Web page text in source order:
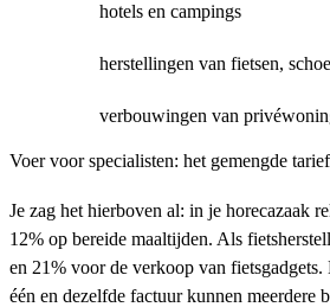
hotels en campings
herstellingen van fietsen,
verbouwingen van
Voer voor specialisten: het gemengde
Je zag het hierboven al: in je horecazaak
12% op bereide maaltijden. Als
en 21% voor de verkoop van
één en dezelfde factuur kunnen meerdere